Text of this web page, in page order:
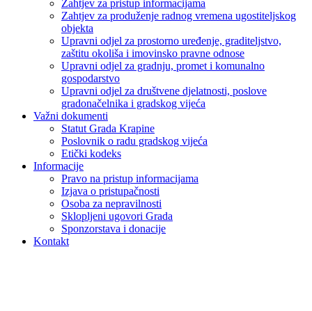
Zahtjev za pristup informacijama
Zahtjev za produženje radnog vremena ugostiteljskog
objekta
Upravni odjel za prostorno uređenje, graditeljstvo,
zaštitu okoliša i imovinsko pravne odnose
Upravni odjel za gradnju, promet i komunalno
gospodarstvo
Upravni odjel za društvene djelatnosti, poslove
gradonačelnika i gradskog vijeća
Važni dokumenti
Statut Grada Krapine
Poslovnik o radu gradskog vijeća
Etički kodeks
Informacije
Pravo na pristup informacijama
Izjava o pristupačnosti
Osoba za nepravilnosti
Sklopljeni ugovori Grada
Sponzorstava i donacije
Kontakt